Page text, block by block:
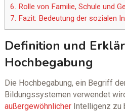
6. Rolle von Familie, Schule und
7. Fazit: Bedeutung der sozialen
Definition und
Hochbegabung
Die Hochbegabung, ein Begriff
Bildungssystemen verwendet
außergewöhnlicherIntelligenz zu